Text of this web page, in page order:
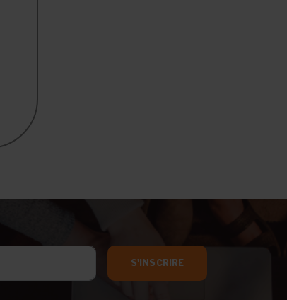
S'INSCRIRE